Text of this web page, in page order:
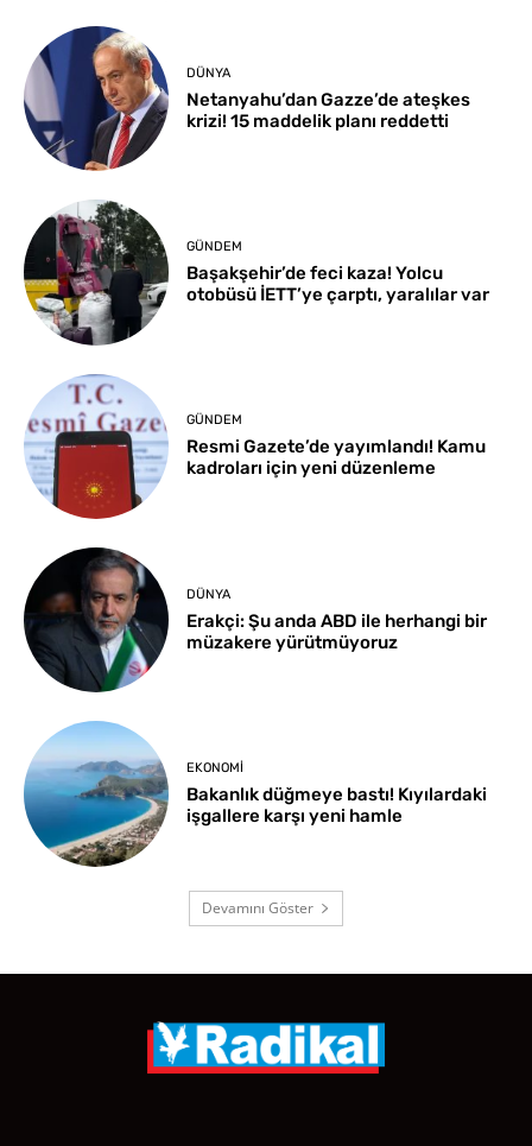
DÜNYA
Netanyahu’dan Gazze’de ateşkes
krizi! 15 maddelik planı reddetti
GÜNDEM
Başakşehir’de feci kaza! Yolcu
otobüsü İETT’ye çarptı, yaralılar var
GÜNDEM
Resmi Gazete’de yayımlandı! Kamu
kadroları için yeni düzenleme
DÜNYA
Erakçi: Şu anda ABD ile herhangi bir
müzakere yürütmüyoruz
EKONOMI
Bakanlık düğmeye bastı! Kıyılardaki
işgallere karşı yeni hamle
Devamını Göster